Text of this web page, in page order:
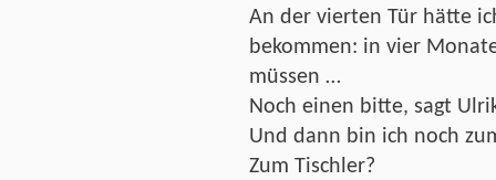
An der vierten Tür hätte
bekommen: in vier
müssen …
Noch einen bitte, sagt
Und dann bin ich noch
Zum Tischler?